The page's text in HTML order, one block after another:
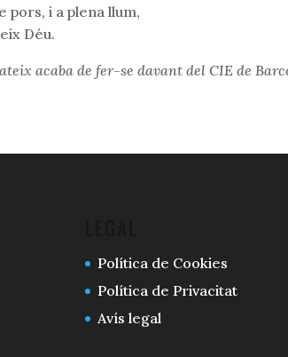
pors, i a plena llum,
Déu.
acaba de fer-se davant del CIE de
Política de Cookies
Política de Privacitat
Avís legal